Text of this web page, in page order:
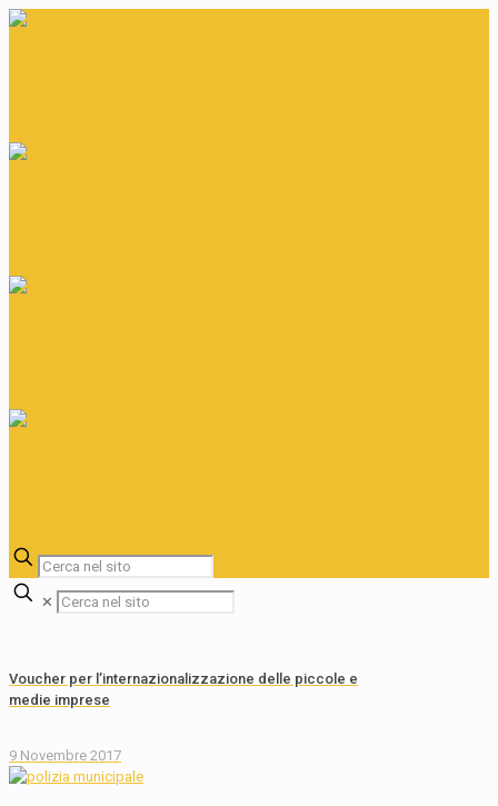
✕
Voucher per l’internazionalizzazione delle piccole e
medie imprese
9 Novembre 2017